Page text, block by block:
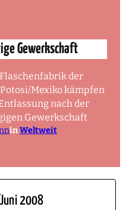
Gewerkschaft
der
Mexiko kämpfen
nach der
Gewerkschaft
inWeltweit
2008